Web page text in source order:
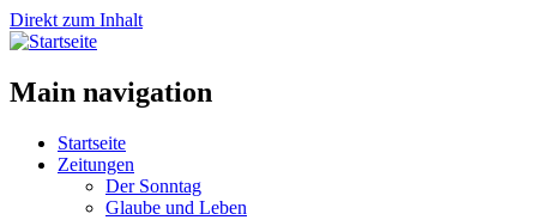
Direkt zum Inhalt
Main navigation
Startseite
Zeitungen
Der Sonntag
Glaube und Leben